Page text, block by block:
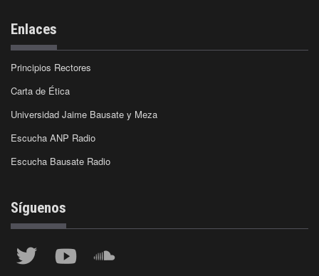
Enlaces
Principios Rectores
Carta de Ética
Universidad Jaime Bausate y Meza
Escucha ANP Radio
Escucha Bausate Radio
Síguenos